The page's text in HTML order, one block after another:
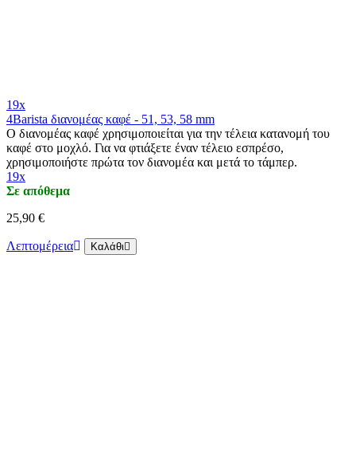
19x
4Barista διανομέας καφέ - 51, 53, 58 mm
Ο διανομέας καφέ χρησιμοποιείται για την τέλεια κατανομή του
καφέ στο μοχλό. Για να φτιάξετε έναν τέλειο εσπρέσο,
χρησιμοποιήστε πρώτα τον διανομέα και μετά το τάμπερ.
19x
Σε απόθεμα
25,90 €
Λεπτομέρεια Καλάθι